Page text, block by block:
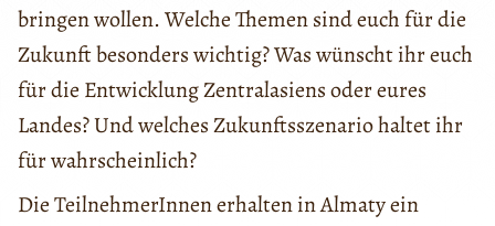
bringen wollen. Welche Themen sind euch für die
Zukunft besonders wichtig? Was wünscht ihr euch
für die Entwicklung Zentralasiens oder eures
Landes? Und welches Zukunftsszenario haltet ihr
für wahrscheinlich?
Die TeilnehmerInnen erhalten in Almaty ein